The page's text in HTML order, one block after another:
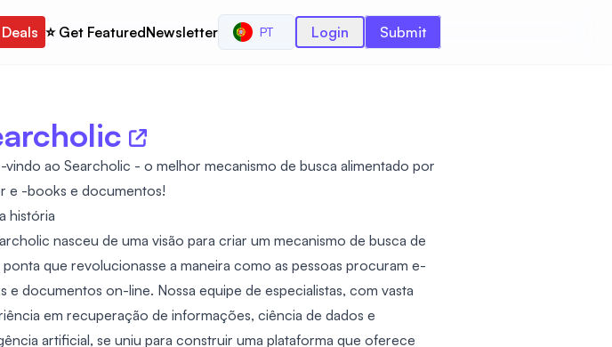
Deals ⭐️ Get FeaturedNewsletter PT Login Submit
vindo ao Searcholic - o melhor mecanismo de busca alimentado por
e -books e documentos!
história
nasceu de uma visão para criar um mecanismo de busca de
ponta que revolucionasse a maneira como as pessoas procuram e-
e documentos on-line. Nossa equipe de especialistas, com vasta
em recuperação de informações, ciência de dados e
artificial, se uniu para construir uma plataforma que oferece